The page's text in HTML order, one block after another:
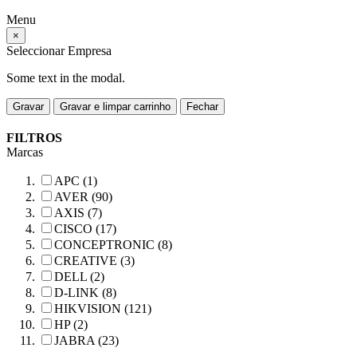
Menu
×
Seleccionar Empresa
Some text in the modal.
Gravar Gravar e limpar carrinho Fechar
FILTROS
Marcas
APC (1)
AVER (90)
AXIS (7)
CISCO (17)
CONCEPTRONIC (8)
CREATIVE (3)
DELL (2)
D-LINK (8)
HIKVISION (121)
HP (2)
JABRA (23)